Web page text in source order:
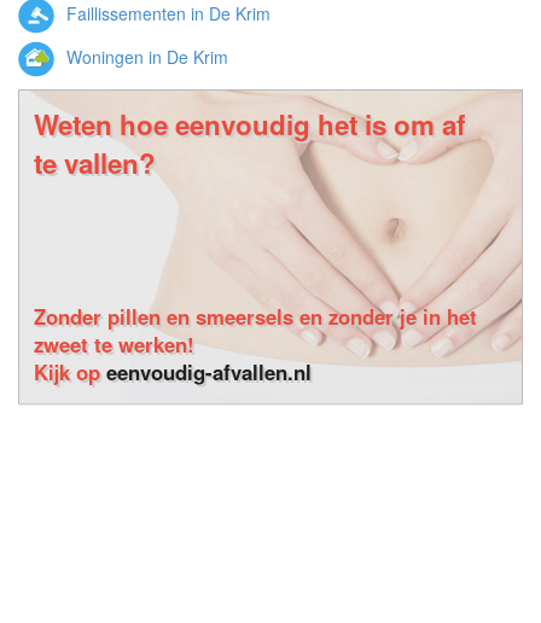
Faillissementen in De Krim
Woningen in De Krim
Weten hoe eenvoudig het is om af
te vallen?
Zonder pillen en smeersels en zonder je in het
zweet te werken!
Kijk opeenvoudig-afvallen.nl